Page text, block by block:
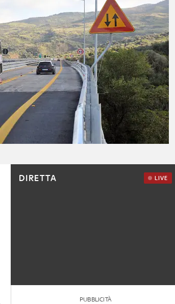
DIRETTA LIVE
PUBBLICITÀ